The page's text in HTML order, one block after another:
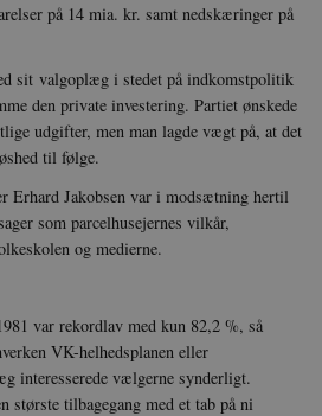
på 14 mia. kr. samt nedskæringer på
sit valgoplæg i stedet på indkomstpolitik
den private investering. Partiet ønskede
udgifter, men man lagde vægt på, at det
til følge.
Erhard Jakobsen var i modsætning hertil
som parcelhusejernes vilkår,
og medierne.
var rekordlav med kun 82,2 %, så
VK-helhedsplanen eller
interesserede vælgerne synderligt.
største tilbagegang med et tab på ni